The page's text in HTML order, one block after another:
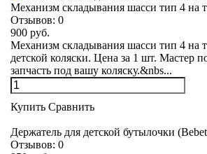
Механизм складывания шасси тип 4 на
Отзывов: 0
900 руб.
Механизм складывания шасси тип 4 на
детской коляски. Цена за 1 шт. Мастер
запчасть под вашу коляску.&nbs...
Купить Сравнить
Держатель для детской бутылочки
Отзывов: 0